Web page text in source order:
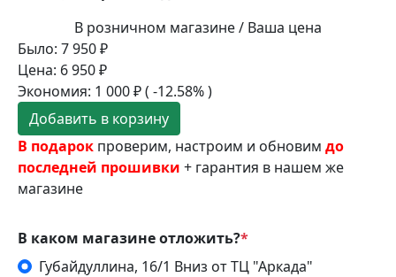
В розничном магазине / Ваша цена
Было: 7 950₽
Цена: 6 950₽
Экономия: 1 000₽( -12.58% )
Добавить в корзину
В подарок проверим, настроим и обновим до
последней прошивки + гарантия в нашем же
магазине
В каком магазине отложить?*
Губайдуллина, 16/1 Вниз от ТЦ "Аркада"